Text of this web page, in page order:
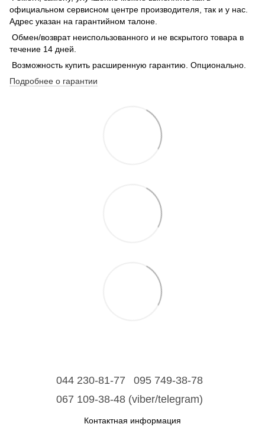
официальном сервисном центре производителя, так и у нас.
Адрес указан на гарантийном талоне.
Обмен/возврат неиспользованного и не вскрытого товара в
течение 14 дней.
Возможность купить расширенную гарантию. Опционально.
Подробнее о гарантии
044 230-81-77
095 749-38-78
067 109-38-48 (viber/telegram)
Контактная информация